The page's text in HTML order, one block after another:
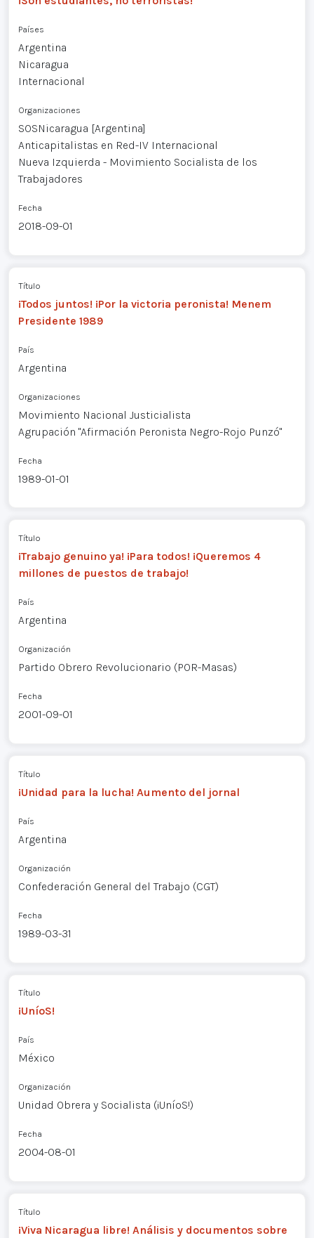
Países
Argentina
Nicaragua
Internacional
Organizaciones
SOSNicaragua [Argentina]
Anticapitalistas en Red-IV Internacional
Nueva Izquierda - Movimiento Socialista de los
Trabajadores
Fecha
2018-09-01
Título
¡Todos juntos! ¡Por la victoria peronista! Menem
Presidente 1989
País
Argentina
Organizaciones
Movimiento Nacional Justicialista
Agrupación "Afirmación Peronista Negro-Rojo Punzó"
Fecha
1989-01-01
Título
¡Trabajo genuino ya! ¡Para todos! ¡Queremos 4
millones de puestos de trabajo!
País
Argentina
Organización
Partido Obrero Revolucionario (POR-Masas)
Fecha
2001-09-01
Título
¡Unidad para la lucha! Aumento del jornal
País
Argentina
Organización
Confederación General del Trabajo (CGT)
Fecha
1989-03-31
Título
¡UníoS!
País
México
Organización
Unidad Obrera y Socialista (¡UníoS!)
Fecha
2004-08-01
Título
¡Viva Nicaragua libre! Análisis y documentos sobre